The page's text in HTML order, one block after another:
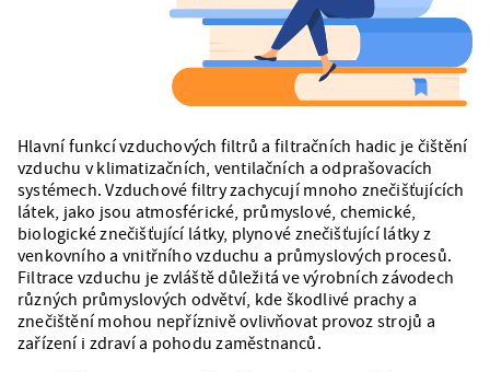
Hlavní funkcí vzduchových filtrů a filtračních hadic je čištění
vzduchu v klimatizačních, ventilačních a odprašovacích
systémech. Vzduchové filtry zachycují mnoho znečišťujících
látek, jako jsou atmosférické, průmyslové, chemické,
biologické znečišťující látky, plynové znečišťující látky z
venkovního a vnitřního vzduchu a průmyslových procesů.
Filtrace vzduchu je zvláště důležitá ve výrobních závodech
různých průmyslových odvětví, kde škodlivé prachy a
znečištění mohou nepříznivě ovlivňovat provoz strojů a
zařízení i zdraví a pohodu zaměstnanců.